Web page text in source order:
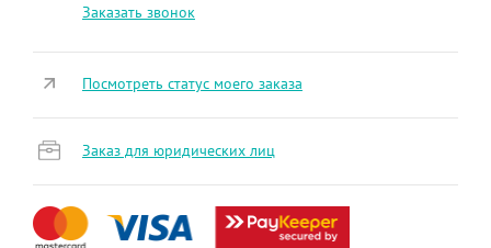
Заказать звонок
Посмотреть статус моего заказа
Заказ для юридических лиц